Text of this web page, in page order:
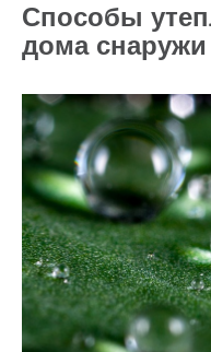
Способы
дома снаружи